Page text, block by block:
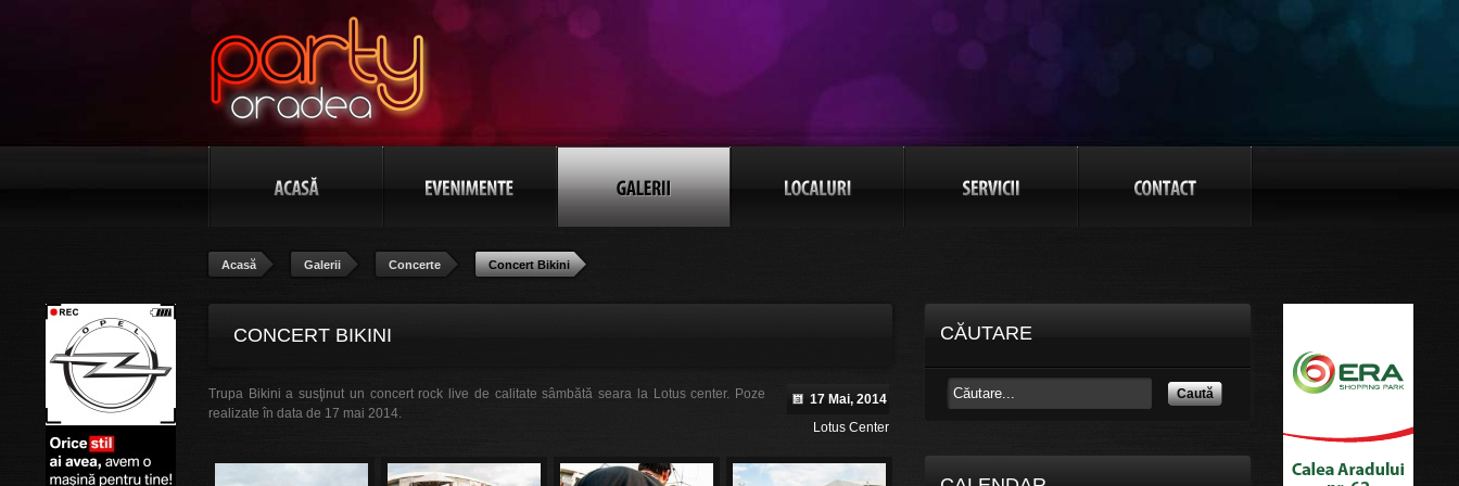
Acasă Galerii Concerte Concert Bikini
CONCERT BIKINI
17 Mai, 2014
Lotus Center
Trupa Bikini a susţinut un concert rock live de calitate sâmbătă seara la Lotus center. Poze
realizate în data de 17 mai 2014.
CĂUTARE
Caută